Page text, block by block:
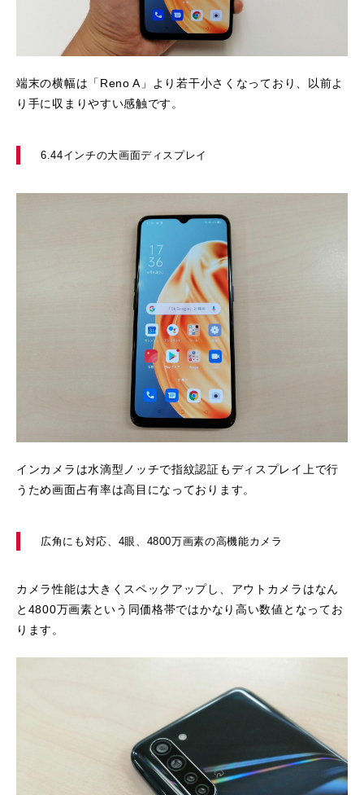
端末の横幅は「Reno A」より若干小さくなっており、以前よ
り手に収まりやすい感触です。
6.44インチの大画面ディスプレイ
インカメラは水滴型ノッチで指紋認証もディスプレイ上で行
うため画面占有率は高目になっております。
広角にも対応、4眼、4800万画素の高機能カメラ
カメラ性能は大きくスペックアップし、アウトカメラはなん
と4800万画素という同価格帯ではかなり高い数値となってお
ります。